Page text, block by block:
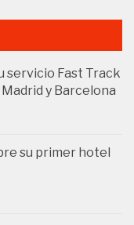
servicio Fast Track
y Barcelona
su primer hotel